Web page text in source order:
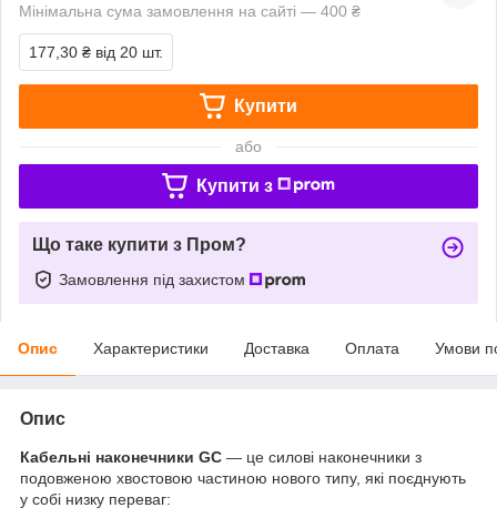
Мінімальна сума замовлення на сайті — 400 ₴
177,30 ₴ від 20 шт.
Купити
або
Купити з
Що таке купити з Пром?
Замовлення під захистом
Опис Характеристики Доставка Оплата Умови
Опис
Кабельні наконечники GC — це силові наконечники з
подовженою хвостовою частиною нового типу, які поєднують
у собі низку переваг: